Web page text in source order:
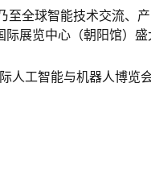
至全球智能技术交流、
际展览中心（朝阳馆）
人工智能与机器人博览会